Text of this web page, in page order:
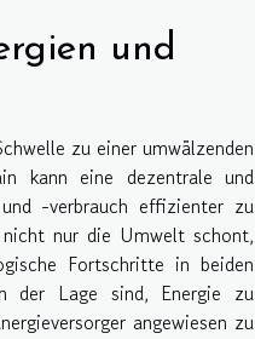
und
zu einer umwälzenden
kann eine dezentrale und
-verbrauch effizienter zu
nur die Umwelt schont,
Fortschritte in beiden
der Lage sind, Energie zu
angewiesen zu